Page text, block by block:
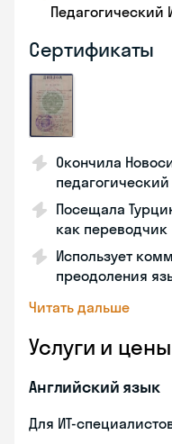
Педагогический
Сертификаты
Окончила
педагогический
Посещала
как переводчик
Использует
преодоления
Читать дальше
Услуги и цены
Английский язык
Для ИТ-